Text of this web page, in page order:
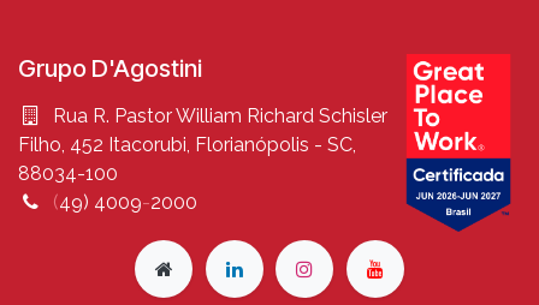
Grupo D'Agostini
Rua R. Pastor William Richard Schisler
Filho, 452 Itacorubi, Florianópolis - SC,
88034-100
(49) 4009-2000​